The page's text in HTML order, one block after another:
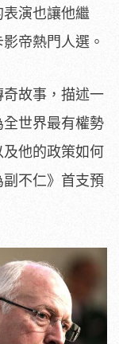
演也讓他繼
帝熱門人選。
故事，描述一
世界最有權勢
及他的政策如何
不仁》 首支預